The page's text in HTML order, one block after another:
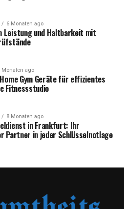
6 Monaten ago
Leistung und Haltbarkeit mit
Monaten ago
Gym Geräte für effizientes
Fitnessstudio
8 Monaten ago
in Frankfurt: Ihr
Partner in jeder Schlüsselnotlage